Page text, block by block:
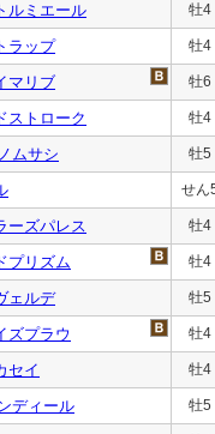
ルミエール 牡4
ラップ 牡4
マリブ 牡6
ストローク 牡4
ムサシ 牡5
せん
ーズパレス 牡4
プリズム 牡4
ェルデ 牡5
ズプラウ 牡4
セイ 牡4
ディール 牡5